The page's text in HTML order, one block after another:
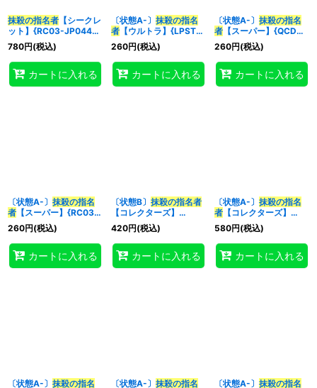
抹殺の指名者 【シークレ
ット】{RC03-JP044}
《魔法》
780円(税込)
カートに入れる
〔状態A-〕 抹殺の指名
者【ウルトラ】{LPST-
JP036}《魔法》
260円(税込)
カートに入れる
〔状態A-〕 抹殺の指名
者【スーパー】{QCDB-
JP053}《魔法》
260円(税込)
カートに入れる
〔状態A-〕 抹殺の指名
者 【スーパー】{RC03-
JP044}《魔法》
260円(税込)
カートに入れる
〔状態B〕 抹殺の指名者
【コレクターズ】
{RC03-JP044}《魔
法》
420円(税込)
カートに入れる
〔状態A-〕 抹殺の指名
者【コレクターズ】
{RC03-JP044}《魔
法》
580円(税込)
カートに入れる
〔状態A-〕 抹殺の指名 〔状態A-〕 抹殺の指名 〔状態A-〕 抹殺の指名